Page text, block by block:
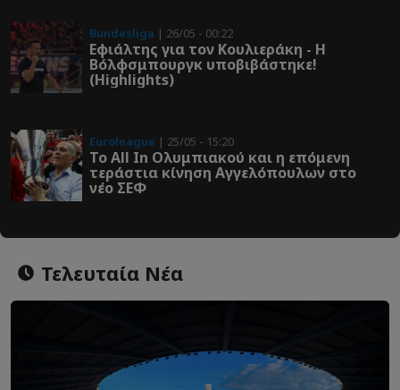
Bundesliga | 26/05 - 00:22
Εφιάλτης για τον Κουλιεράκη - Η
Βόλφσμπουργκ υποβιβάστηκε!
(Highlights)
Euroleague | 25/05 - 15:20
Το All In Ολυμπιακού και η επόμενη
τεράστια κίνηση Αγγελόπουλων στο
νέο ΣΕΦ
Τελευταία Νέα